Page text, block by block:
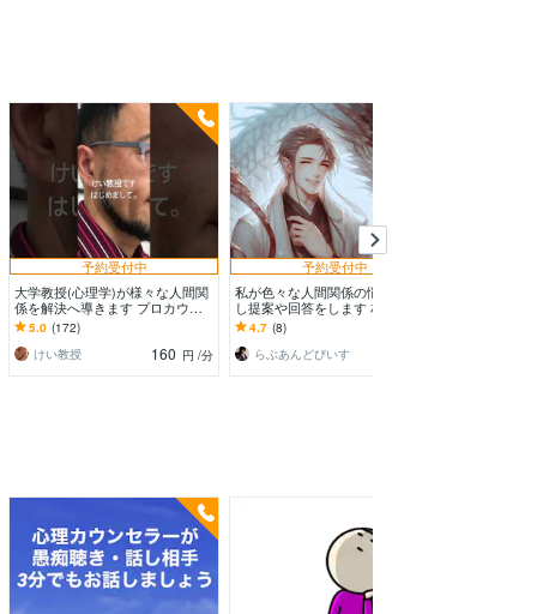
予約受付中
大学教授(心理学)が様々な人間関
係を解決へ導きます プロカウン
セリングや経験者アドバイス等に
限界を感じた方へも
5.0 (172)
けい教授
160 円 /分
予約受付中
私が色々な人間関係の悩みを傾聴
し提案や回答をします 相談歴20
年以上あります！ 何でも遠慮せ
ずお申しでください♪
4.7 (8)
らぶあんどぴいす